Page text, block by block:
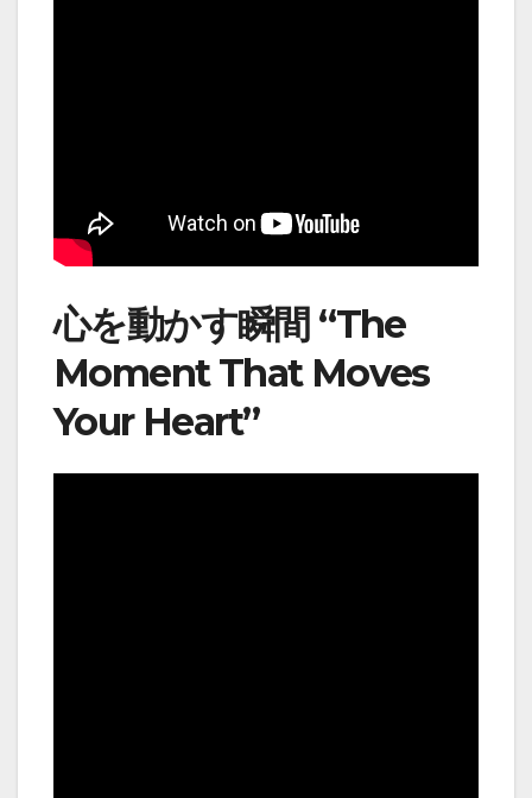
心を動かす瞬間 “The
Moment That Moves
Your Heart”